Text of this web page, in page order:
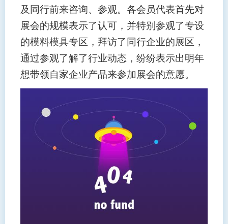
及同行前来咨询、参观。各会员代表首先对
展会的规模表示了认可，并特别参观了专设
的模料模具专区，拜访了同行企业的展区，
通过参观了解了行业动态，纷纷表示出明年
想带领自家企业产品来参加展会的意愿。